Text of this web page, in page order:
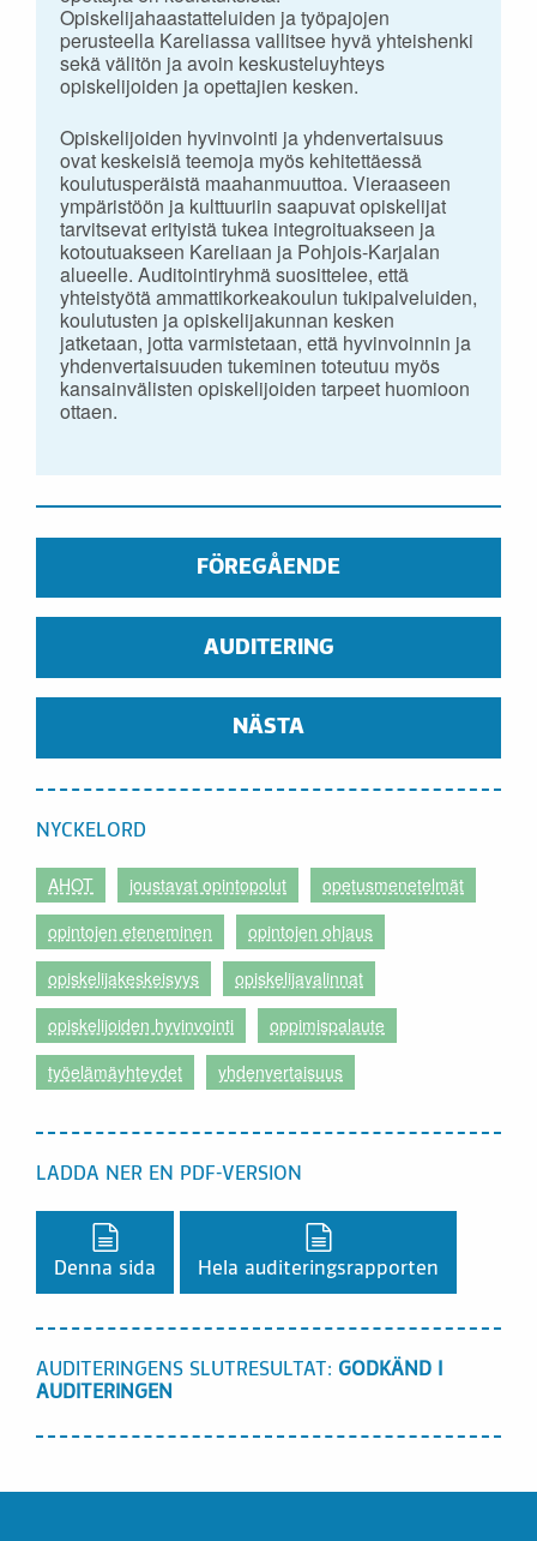
Opiskelijahaastatteluiden ja työpajojen
perusteella Kareliassa vallitsee hyvä yhteishenki
sekä välitön ja avoin keskusteluyhteys
opiskelijoiden ja opettajien kesken.
Opiskelijoiden hyvinvointi ja yhdenvertaisuus
ovat keskeisiä teemoja myös kehitettäessä
koulutusperäistä maahanmuuttoa. Vieraaseen
ympäristöön ja kulttuuriin saapuvat opiskelijat
tarvitsevat erityistä tukea integroituakseen ja
kotoutuakseen Kareliaan ja Pohjois-Karjalan
alueelle. Auditointiryhmä suosittelee, että
yhteistyötä ammattikorkeakoulun tukipalveluiden,
koulutusten ja opiskelijakunnan kesken
jatketaan, jotta varmistetaan, että hyvinvoinnin ja
yhdenvertaisuuden tukeminen toteutuu myös
kansainvälisten opiskelijoiden tarpeet huomioon
ottaen.
FÖREGÅENDE
AUDITERING
NÄSTA
NYCKELORD
AHOT joustavat opintopolut
opetusmenetelmät
opintojen eteneminen
opintojen ohjaus
opiskelijakeskeisyys
opiskelijavalinnat
opiskelijoiden hyvinvointi
oppimispalaute
työelämäyhteydet
yhdenvertaisuus
LADDA NER EN PDF-VERSION
Ladda ner en PDF-version,
Denna sida
Hela auditeringsrapporten
AUDITERINGENS SLUTRESULTAT: GODKÄND I
AUDITERINGEN